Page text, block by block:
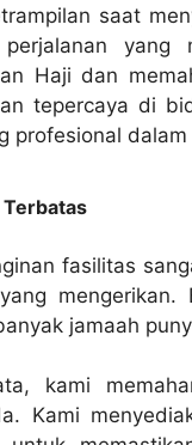
saat
perjalanan
Haji dan
tepercaya di
profesional
Terbatas
fasilitas
jamaah
kami
Kami